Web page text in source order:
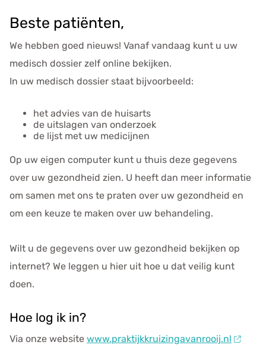
Beste patiënten,
We hebben goed nieuws! Vanaf vandaag kunt u uw
medisch dossier zelf online bekijken.
In uw medisch dossier staat bijvoorbeeld:
het advies van de huisarts
de uitslagen van onderzoek
de lijst met uw medicijnen
Op uw eigen computer kunt u thuis deze gegevens
over uw gezondheid zien. U heeft dan meer informatie
om samen met ons te praten over uw gezondheid en
om een keuze te maken over uw behandeling.
Wilt u de gegevens over uw gezondheid bekijken op
internet? We leggen u hier uit hoe u dat veilig kunt
doen.
Hoe log ik in?
Via onze website www.praktijkkruizingavanrooij.nl